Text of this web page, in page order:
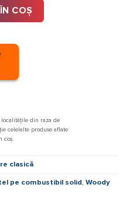
solid Woody SB FC
COȘ
localitățile din raza de
celelalte produse aflate
coș.
clasică
pe combustibil solid, Woody